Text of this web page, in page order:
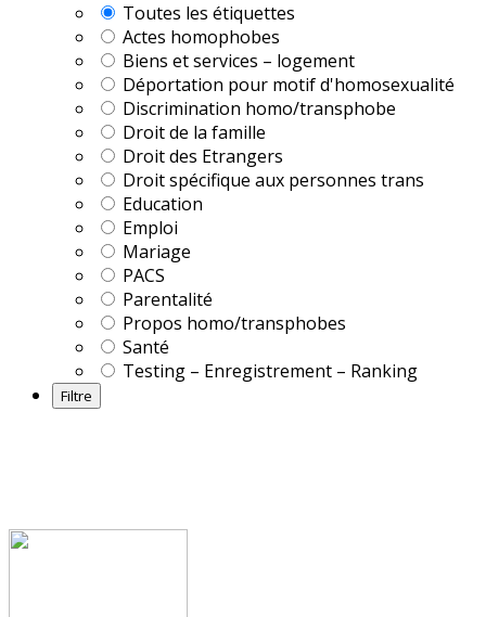
Toutes les étiquettes
Actes homophobes
Biens et services – logement
Déportation pour motif d'homosexualité
Discrimination homo/transphobe
Droit de la famille
Droit des Etrangers
Droit spécifique aux personnes trans
Education
Emploi
Mariage
PACS
Parentalité
Propos homo/transphobes
Santé
Testing – Enregistrement – Ranking